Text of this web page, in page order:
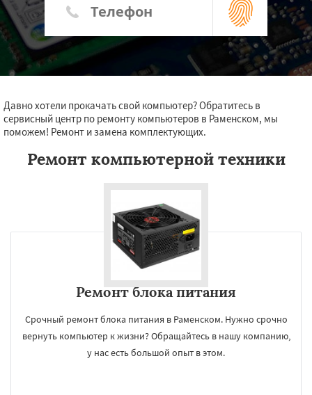
Давно хотели прокачать свой компьютер? Обратитесь в
сервисный центр по ремонту компьютеров в Раменском, мы
поможем! Ремонт и замена комплектующих.
Ремонт компьютерной техники
Ремонт блока питания
Срочный ремонт блока питания в Раменском. Нужно срочно
вернуть компьютер к жизни? Обращайтесь в нашу компанию,
у нас есть большой опыт в этом.